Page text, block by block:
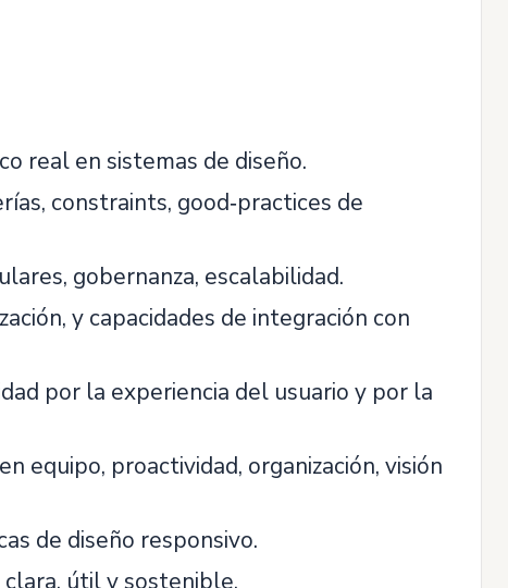
real en sistemas de diseño.
constraints, good‑practices de
gobernanza, escalabilidad.
y capacidades de integración con
por la experiencia del usuario y por la
equipo, proactividad, organización, visión
de diseño responsivo.
útil y sostenible.